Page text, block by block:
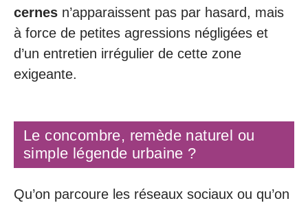
cernes n’apparaissent pas par hasard, mais
à force de petites agressions négligées et
d’un entretien irrégulier de cette zone
exigeante.
Le concombre, remède naturel ou
simple légende urbaine ?
Qu’on parcoure les réseaux sociaux ou qu’on